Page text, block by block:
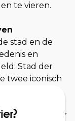
te vieren.
stad en de
en
Stad der
twee iconisch
en
ruimte voor